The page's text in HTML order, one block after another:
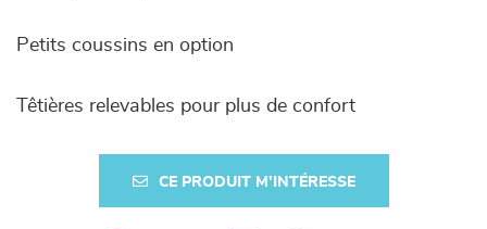
Petits coussins en option
Têtières relevables pour plus de confort
CE PRODUIT M'INTÉRESSE